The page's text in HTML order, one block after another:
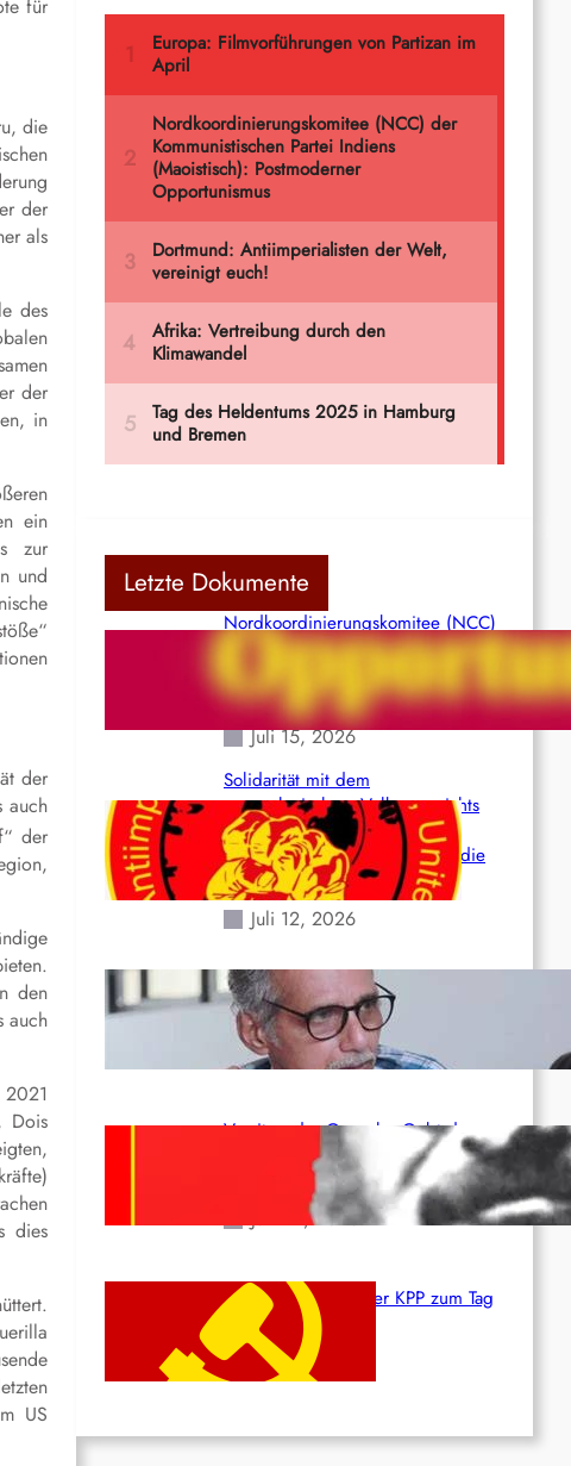
für
die
der
als
des
der
in
ein
zur
und
der
auch
der
den
auch
Dois
dies
US
Letzte Dokumente
Nordkoordinierungskomitee (NCC)
der Kommunistischen Partei Indiens
(Maoistisch): Postmoderner
Opportunismus
Juli 15, 2026
Solidarität mit dem
venezolanischem Volk angesichts
der verlorenen Leben und der
katastrophalen Situation durch die
Erdbeben des 24. Juni!
Juli 12, 2026
Indien: „Die Politik der
Kapitulation“ von K. Murali (Ajith)
Juli 1, 2026
Vorsitzender Gonzalo: Gebt das
Leben für die Partei und die
Juni 19, 2026
Beschluss des ZK der KPP zum Tag
des Heldentums
Juni 19, 2026